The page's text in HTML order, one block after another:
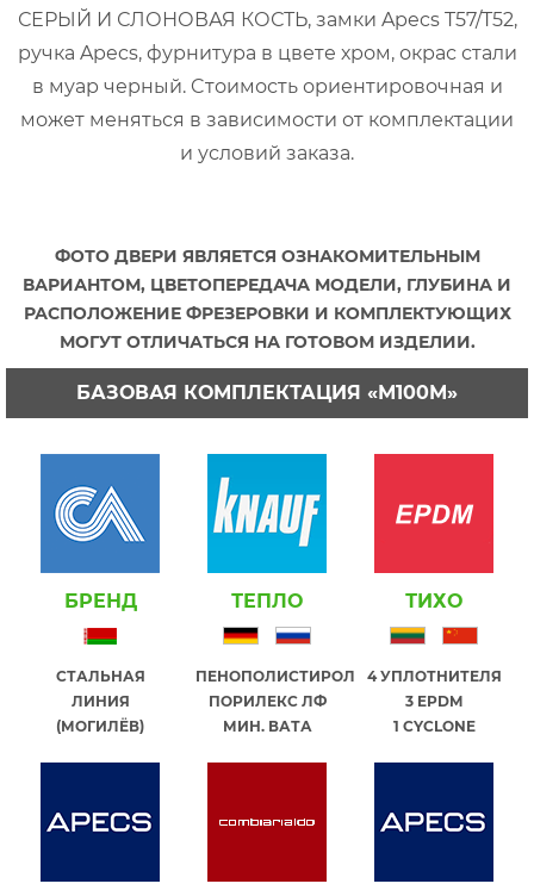
СЕРЫЙ И СЛОНОВАЯ КОСТЬ, замки Apecs T57/T52,
ручка Apecs, фурнитура в цвете хром, окрас стали
в муар черный. Cтоимость ориентировочная и
может меняться в зависимости от комплектации
и условий заказа.
ФОТО ДВЕРИ ЯВЛЯЕТСЯ ОЗНАКОМИТЕЛЬНЫМ
ВАРИАНТОМ, ЦВЕТОПЕРЕДАЧА МОДЕЛИ, ГЛУБИНА И
РАСПОЛОЖЕНИЕ ФРЕЗЕРОВКИ И КОМПЛЕКТУЮЩИХ
МОГУТ ОТЛИЧАТЬСЯ НА ГОТОВОМ ИЗДЕЛИИ.
БАЗОВАЯ КОМПЛЕКТАЦИЯ «М100М»
БРЕНД
СТАЛЬНАЯ
ЛИНИЯ
(МОГИЛЁВ)
ТЕПЛО
ПЕНОПОЛИСТИРОЛ
ПОРИЛЕКС ЛФ
МИН. ВАТА
ТИХО
4 УПЛОТНИТЕЛЯ
3 EPDM
1 СYCLONE